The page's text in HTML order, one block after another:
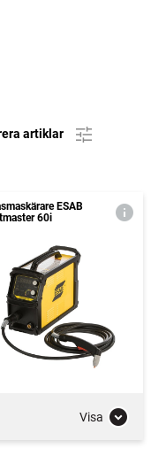
artiklar
ESAB
60i
Visa